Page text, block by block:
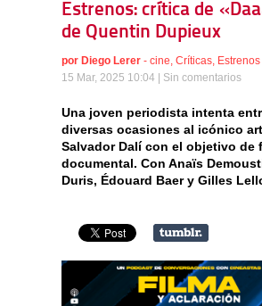
Estrenos: crítica de
de Quentin Dupieux
por Diego Lerer - cine, Críticas, Estrenos
15 Mar, 2025 10:04 | Sin comentarios
Una joven periodista intenta
diversas ocasiones al icónico
Salvador Dalí con el objetivo de
documental. Con Anaïs
Duris, Édouard Baer y Gilles